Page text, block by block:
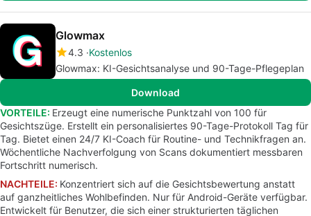
Glowmax
4.3 Kostenlos
Glowmax: KI-Gesichtsanalyse und 90-Tage-Pflegeplan
Download
VORTEILE: Erzeugt eine numerische Punktzahl von 100 für
Gesichtszüge. Erstellt ein personalisiertes 90-Tage-Protokoll Tag für
Tag. Bietet einen 24/7 KI-Coach für Routine- und Technikfragen an.
Wöchentliche Nachverfolgung von Scans dokumentiert messbaren
Fortschritt numerisch.
NACHTEILE: Konzentriert sich auf die Gesichtsbewertung anstatt
auf ganzheitliches Wohlbefinden. Nur für Android-Geräte verfügbar.
Entwickelt für Benutzer, die sich einer strukturierten täglichen